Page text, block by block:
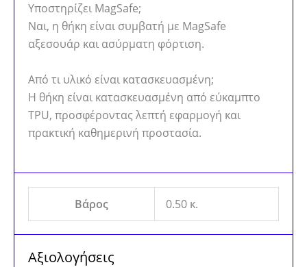
Υποστηρίζει MagSafe;
Ναι, η θήκη είναι συμβατή με MagSafe
αξεσουάρ και ασύρματη φόρτιση.
Από τι υλικό είναι κατασκευασμένη;
Η θήκη είναι κατασκευασμένη από εύκαμπτο
TPU, προσφέροντας λεπτή εφαρμογή και
πρακτική καθημερινή προστασία.
Βάρος 0.50 κ.
Αξιολογήσεις